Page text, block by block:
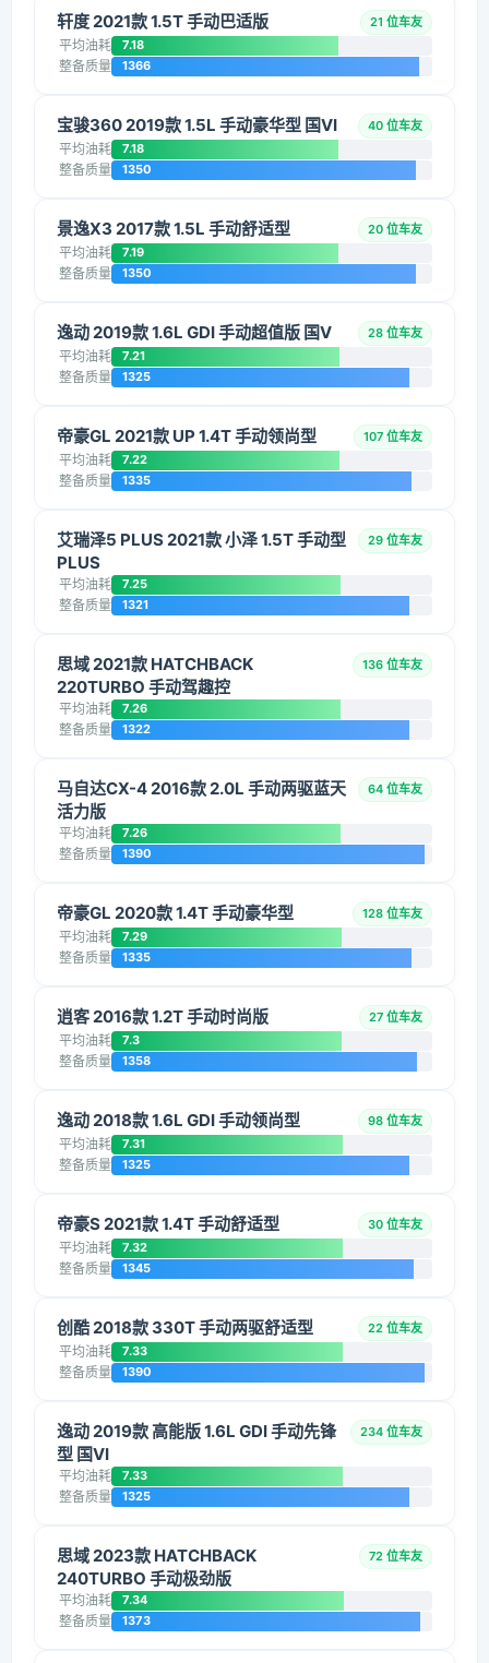
轩度 2021款 1.5T 手动巴适版 21 位车友
平均油耗 7.18
整备质量 1366
宝骏360 2019款 1.5L 手动豪华型 国VI 40 位车友
平均油耗 7.18
整备质量 1350
景逸X3 2017款 1.5L 手动舒适型 20 位车友
平均油耗 7.19
整备质量 1350
逸动 2019款 1.6L GDI 手动超值版 国V 28 位车友
平均油耗 7.21
整备质量 1325
帝豪GL 2021款 UP 1.4T 手动领尚型 107 位车友
平均油耗 7.22
整备质量 1335
艾瑞泽5 PLUS 2021款 小泽 1.5T 手动型
PLUS
29 位车友
平均油耗 7.25
整备质量 1321
思域 2021款 HATCHBACK
220TURBO 手动驾趣控
136 位车友
平均油耗 7.26
整备质量 1322
马自达CX-4 2016款 2.0L 手动两驱蓝天
活力版
64 位车友
平均油耗 7.26
整备质量 1390
帝豪GL 2020款 1.4T 手动豪华型 128 位车友
平均油耗 7.29
整备质量 1335
逍客 2016款 1.2T 手动时尚版 27 位车友
平均油耗 7.3
整备质量 1358
逸动 2018款 1.6L GDI 手动领尚型 98 位车友
平均油耗 7.31
整备质量 1325
帝豪S 2021款 1.4T 手动舒适型 30 位车友
平均油耗 7.32
整备质量 1345
创酷 2018款 330T 手动两驱舒适型 22 位车友
平均油耗 7.33
整备质量 1390
逸动 2019款 高能版 1.6L GDI 手动先锋
型 国VI
234 位车友
平均油耗 7.33
整备质量 1325
思域 2023款 HATCHBACK
240TURBO 手动极劲版
72 位车友
平均油耗 7.34
整备质量 1373